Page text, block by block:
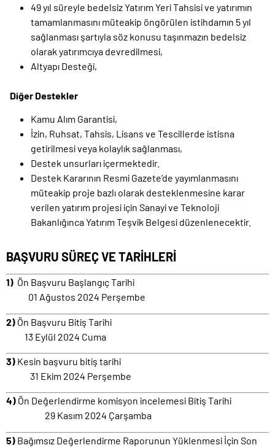
49 yıl süreyle bedelsiz Yatırım Yeri Tahsisi ve yatırımın
tamamlanmasını müteakip öngörülen istihdamın 5 yıl
sağlanması şartıyla söz konusu taşınmazın bedelsiz
olarak yatırımcıya devredilmesi,
Altyapı Desteği,
Diğer Destekler
Kamu Alım Garantisi,
İzin, Ruhsat, Tahsis, Lisans ve Tescillerde istisna
getirilmesi veya kolaylık sağlanması,
Destek unsurları içermektedir.
Destek Kararının Resmi Gazete’de yayımlanmasını
müteakip proje bazlı olarak desteklenmesine karar
verilen yatırım projesi için Sanayi ve Teknoloji
Bakanlığınca Yatırım Teşvik Belgesi düzenlenecektir.
BAŞVURU SÜREÇ VE TARİHLERİ
1) Ön Başvuru Başlangıç Tarihi
01 Ağustos 2024 Perşembe
2) Ön Başvuru Bitiş Tarihi
13 Eylül 2024 Cuma
3) Kesin başvuru bitiş tarihi
31 Ekim 2024 Perşembe
4) Ön Değerlendirme komisyon incelemesi Bitiş Tarihi
29 Kasım 2024 Çarşamba
5) Bağımsız Değerlendirme Raporunun Yüklenmesi İçin Son